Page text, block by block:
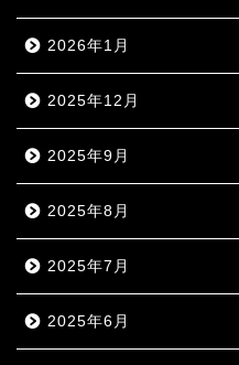
2026年1月
2025年12月
2025年9月
2025年8月
2025年7月
2025年6月